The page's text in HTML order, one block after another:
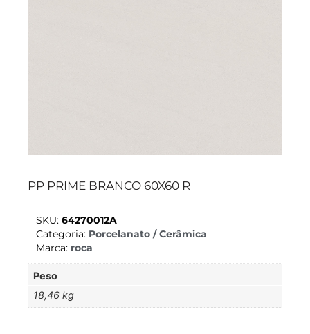
PP PRIME BRANCO 60X60 R
SKU: 64270012A
Categoria: Porcelanato / Cerâmica
Marca: roca
Peso
18,46 kg